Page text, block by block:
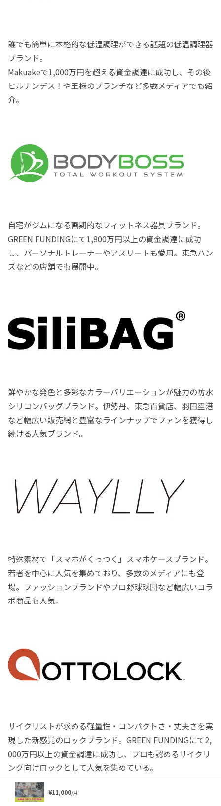
¥11,000/月
誰でも簡単に本格的な低温調理ができる話題の低温調理器
ブランド。
Makuakeで1,000万円を超える資金調達に成功し、その後
ヒルナンデス！や王様のブランチなど多数メディアでも紹
介。
自宅がジムになる画期的なフィットネス器具ブランド。
GREEN FUNDINGにて1,800万円以上の資金調達に成功
し、パーソナルトレーナーやアスリートも愛用。東急ハン
ズなどの店舗でも展開中。
鮮やかな発色と多彩なカラーバリエーションが魅力の防水
シリコンバッグブランド。伊勢丹、東急百貨店、羽田空港
など幅広い販売網と豊富なラインナップでファンを獲得し
続ける人気ブランド。
特殊素材で「スマホがくっつく」スマホケースブランド。
若者を中心に人気を集めており、多数のメディアにも登
場。ファッションブランドやプロ野球球団など幅広いコラ
ボ商品も人気。
サイクリストが求める軽量性・コンパクトさ・丈夫さを実
現した新感覚のロックブランド。GREEN FUNDINGにて2,
000万円以上の資金調達に成功し、プロも認めるサイクリ
ング向けロックとして人気を集めている。